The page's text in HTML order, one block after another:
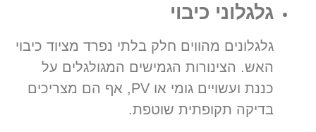
גלגלוני כיבוי
גלגלונים מהווים חלק בלתי נפרד מציוד כיבוי
האש. הצינורות הגמישים המגולגלים על
כננת ועשויים גומי או PV, אף הם מצריכים
בדיקה תקופתית שוטפת.